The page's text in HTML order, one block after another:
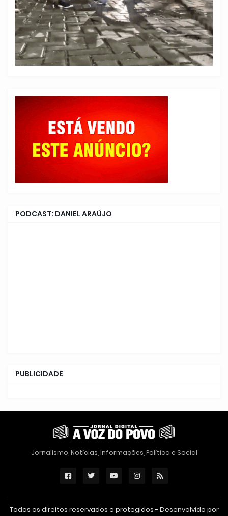
PODCAST: DANIEL ARAÚJO
PUBLICIDADE
Jornalismo, Notícias, Informações, Política e Social
Todos os direitos reservados e protegidos - Desenvolvido por